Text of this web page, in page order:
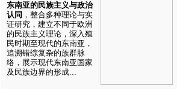
东南亚的民族主义与政治
认同 ，整合多种理论与实
证研究，建立不同于欧洲
的民族主义理论，深入殖
民时期至现代的东南亚，
追溯错综复杂的族群脉
络，展示现代东南亚国家
及民族边界的形成...